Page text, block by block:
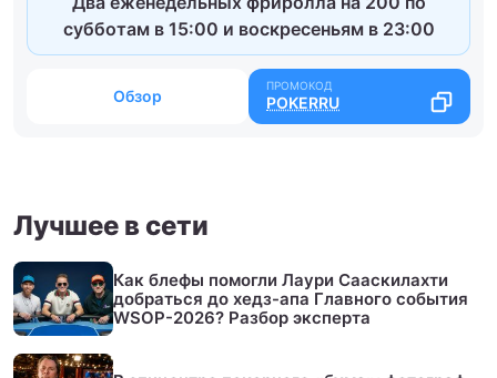
субботам в 15:00 и воскресеньям в 23:00
Обзор POKERRU
Лучшее в сети
Как блефы помогли Лаури Сааскилахти
добраться до хедз-апа Главного события
WSOP-2026? Разбор эксперта